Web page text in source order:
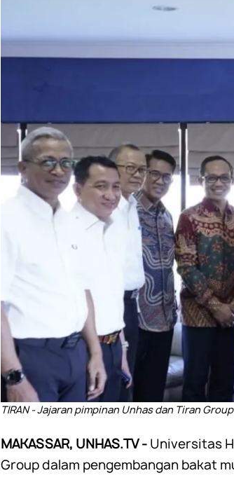
TIRAN - Jajaran pimpinan Unhas dan Tiran
MAKASSAR, UNHAS.TV - Universitas
Group dalam pengembangan bakat